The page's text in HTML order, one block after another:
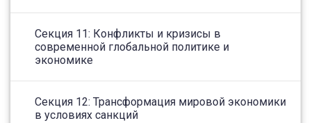
Секция 11: Конфликты и кризисы в
современной глобальной политике и
экономике
Секция 12: Трансформация мировой экономики
в условиях санкций